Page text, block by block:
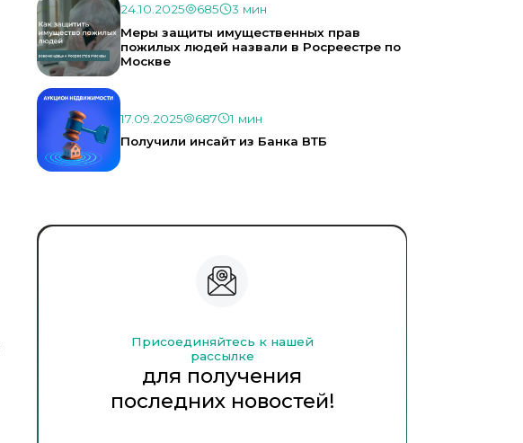
24.10.2025 685
3 мин
Меры защиты имущественных прав
пожилых людей назвали в Росреестре по
Москве
17.09.2025 687
1 мин
Получили инсайт из Банка ВТБ
Присоединяйтесь к нашей
рассылке
для получения
последних новостей!